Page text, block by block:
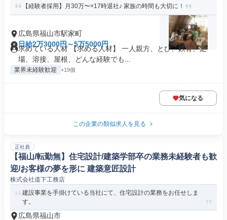
【経験者採用】月30万〜×17時退社♪ 家族の時間も大切に！
広島県福山市駅家町
日給2万3000円～5万5000円
求めている人材 【求める人材】 一人親方、とび、鉄骨、足
場、溶接、屋根、どんな経験でも...
業界未経験歓迎 +19個
気になる
この企業の類似求人を見る
正社員
【福山/転勤無】住宅設計/建築学部卒の業務未経験者も歓
迎/お客様の夢を形に 建築意匠設計
株式会社道下工務店
建設事業を手掛けている当社にて、住宅設計の業務をお任せしま
す。
広島県福山市